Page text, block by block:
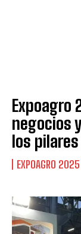
Expoagro
negocios
los
EXPOAGRO 2025